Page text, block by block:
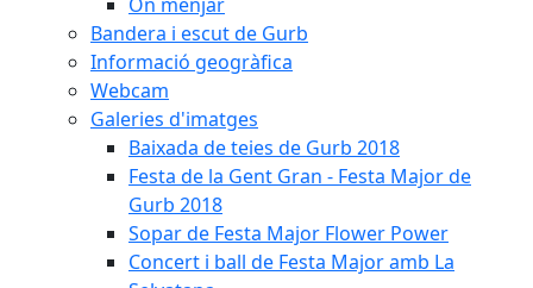
Bandera i escut de Gurb
Informació geogràfica
Webcam
Galeries d'imatges
Baixada de teies de Gurb 2018
Festa de la Gent Gran - Festa Major de
Gurb 2018
Sopar de Festa Major Flower Power
Concert i ball de Festa Major amb La